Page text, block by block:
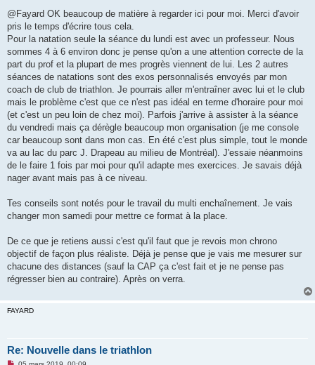
@Fayard OK beaucoup de matière à regarder ici pour moi. Merci d'avoir
pris le temps d'écrire tous cela.
Pour la natation seule la séance du lundi est avec un professeur. Nous
sommes 4 à 6 environ donc je pense qu'on a une attention correcte de la
part du prof et la plupart de mes progrès viennent de lui. Les 2 autres
séances de natations sont des exos personnalisés envoyés par mon
coach de club de triathlon. Je pourrais aller m'entraîner avec lui et le club
mais le problème c'est que ce n'est pas idéal en terme d'horaire pour moi
(et c'est un peu loin de chez moi). Parfois j'arrive à assister à la séance
du vendredi mais ça dérègle beaucoup mon organisation (je me console
car beaucoup sont dans mon cas. En été c'est plus simple, tout le monde
va au lac du parc J. Drapeau au milieu de Montréal). J'essaie néanmoins
de le faire 1 fois par moi pour qu'il adapte mes exercices. Je savais déjà
nager avant mais pas à ce niveau.
Tes conseils sont notés pour le travail du multi enchaînement. Je vais
changer mon samedi pour mettre ce format à la place.
De ce que je retiens aussi c'est qu'il faut que je revois mon chrono
objectif de façon plus réaliste. Déjà je pense que je vais me mesurer sur
chacune des distances (sauf la CAP ça c'est fait et je ne pense pas
régresser bien au contraire). Après on verra.
FAYARD
Re: Nouvelle dans le triathlon
M